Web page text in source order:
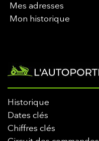
Mes adresses
Mon historique
Historique
Dates clés
Chiffres clés